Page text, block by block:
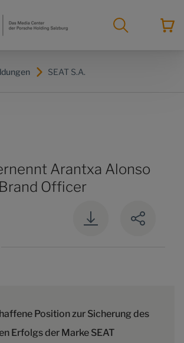
SEAT S.A.
Arantxa Alonso
Officer
Position zur Sicherung des
Erfolgs der Marke SEAT